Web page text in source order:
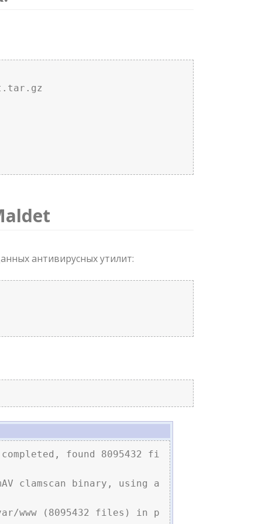
антивирусных утилит:
found 8095432 fi
clamscan binary, using a
www (8095432 files) in p